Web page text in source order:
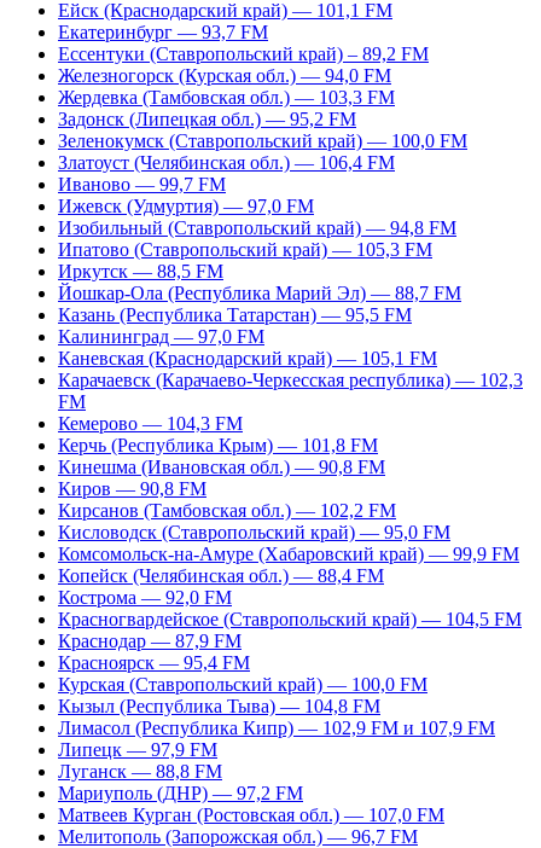
Ейск (Краснодарский край) — 101,1 FM
Екатеринбург — 93,7 FM
Ессентуки (Ставропольский край) – 89,2 FM
Железногорск (Курская обл.) — 94,0 FM
Жердевка (Тамбовская обл.) — 103,3 FM
Задонск (Липецкая обл.) — 95,2 FM
Зеленокумск (Ставропольский край) — 100,0 FM
Златоуст (Челябинская обл.) — 106,4 FM
Иваново — 99,7 FM
Ижевск (Удмуртия) — 97,0 FM
Изобильный (Ставропольский край) — 94,8 FM
Ипатово (Ставропольский край) — 105,3 FM
Иркутск — 88,5 FM
Йошкар-Ола (Республика Марий Эл) — 88,7 FM
Казань (Республика Татарстан) — 95,5 FM
Калининград — 97,0 FM
Каневская (Краснодарский край) — 105,1 FM
Карачаевск (Карачаево-Черкесская республика) — 102,3
FM
Кемерово — 104,3 FM
Керчь (Республика Крым) — 101,8 FM
Кинешма (Ивановская обл.) — 90,8 FM
Киров — 90,8 FM
Кирсанов (Тамбовская обл.) — 102,2 FM
Кисловодск (Ставропольский край) — 95,0 FM
Комсомольск-на-Амуре (Хабаровский край) — 99,9 FM
Копейск (Челябинская обл.) — 88,4 FM
Кострома — 92,0 FM
Красногвардейское (Ставропольский край) — 104,5 FM
Краснодар — 87,9 FM
Красноярск — 95,4 FM
Курская (Ставропольский край) — 100,0 FM
Кызыл (Республика Тыва) — 104,8 FM
Лимасол (Республика Кипр) — 102,9 FM и 107,9 FM
Липецк — 97,9 FM
Луганск — 88,8 FM
Мариуполь (ДНР) — 97,2 FM
Матвеев Курган (Ростовская обл.) — 107,0 FM
Мелитополь (Запорожская обл.) — 96,7 FM